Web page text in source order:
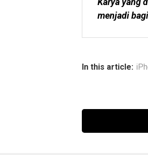
menjadi
In this article: